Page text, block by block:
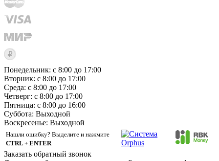
Понедельник: с 8:00 до 17:00
Вторник: с 8:00 до 17:00
Среда: с 8:00 до 17:00
Четверг: с 8:00 до 17:00
Пятница: с 8:00 до 16:00
Суббота: Выходной
Воскресенье: Выходной
Нашли ошибку? Выделите и нажмите
CTRL + ENTER
Заказать обратный звонок